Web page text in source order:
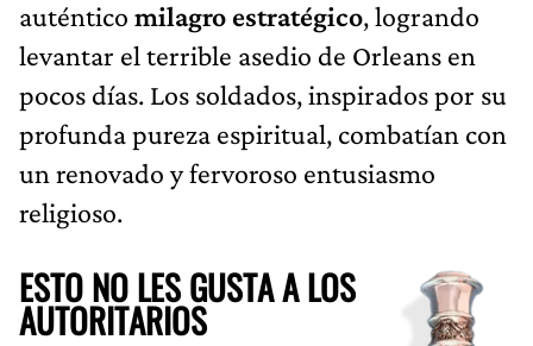
auténtico milagro estratégico, logrando
levantar el terrible asedio de Orleans en
pocos días. Los soldados, inspirados por su
profunda pureza espiritual, combatían con
un renovado y fervoroso entusiasmo
religioso.
ESTO NO LES GUSTA A LOS
AUTORITARIOS